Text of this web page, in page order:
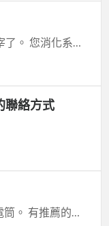
深夜，&$%#* 晚飯都不敢吃太多，已不知宵夜是何物。 再胖下去，怕被當神豬宰了。 您消化系統真好。 有沒有減肥食譜分享…
聯絡方式
這是我得到的第二枝露營燈， 真高興， 還沒出外露營過，都只在家裏當超亮手電筒。 有推薦的中部露營地點嗎?離家不遠的大坑，有中正露營區。缺點就是離家不遠。 謝謝!...